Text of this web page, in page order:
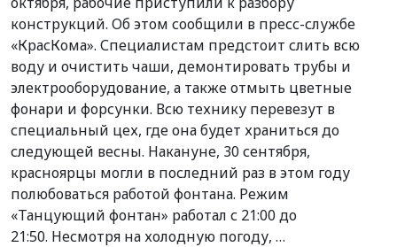
конструкций. Об этом сообщили в пресс-службе
«КрасКома». Специалистам предстоит слить всю
воду и очистить чаши, демонтировать трубы и
электрооборудование, а также отмыть цветные
фонари и форсунки. Всю технику перевезут в
специальный цех, где она будет храниться до
следующей весны. Накануне, 30 сентября,
красноярцы могли в последний раз в этом году
полюбоваться работой фонтана. Режим
«Танцующий фонтан» работал с 21:00 до
21:50. Несмотря на холодную погоду, …